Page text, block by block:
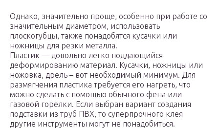
Однако, значительно проще, особенно при работе со
значительным диаметром, использовать
плоскогубцы, также понадобятся кусачки или
ножницы для резки металла.
Пластик — довольно легко поддающийся
деформированию материал. Кусачки, ножницы или
ножовка, дрель – вот необходимый минимум. Для
размягчения пластика требуется его нагреть, что
можно сделать с помощью обычного фена или
газовой горелки. Если выбран вариант создания
подставки из труб ПВХ, то суперпрочного клея
другие инструменты могут не понадобиться.